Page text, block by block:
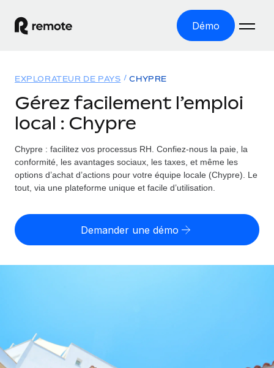
Démo
EMPLOI À L’INTERNATIONAL
Paie multipays
Gérez la paie facilement et en toute conformité
Employer of record
entités
Solutions
COUVERTURE MONDIALE
Explorateur de pays
Toutes les informations sur l’emploi à l’international,
Explorateur des États-Unis (par État)
Simplifiez l’embauche à travers les différents États des
CROISSANCE
Start-ups
Ressources
OUTILS & CALCULATEURS
Évaluez le risque de requalification de contrat par pays
paiement pour vos freelances internationaux
Tarification
Deutsch
EXPLORATEUR DE PAYS CHYPRE
Gérez facilement l’emploi
local : Chypre
Chypre : facilitez vos processus RH. Confiez-nous la paie, la
conformité, les avantages sociaux, les taxes, et même les
options d’achat d’actions pour votre équipe locale (Chypre). Le
tout, via une plateforme unique et facile d’utilisation.
Demander une démo